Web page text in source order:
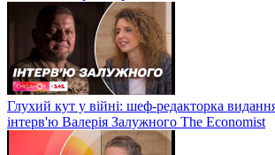
Глухий кут у війні: шеф-редакторка
інтерв'ю Валерія Залужного The Economist